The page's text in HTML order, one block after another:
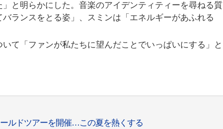
と明らかにした。音楽のアイデンティティーを尋ねる質
ランスをとる姿」、スミンは「エネルギーがあふれる
て「ファンが私たちに望んだことでいっぱいにする」と
ルドツアーを開催…この夏を熱くする